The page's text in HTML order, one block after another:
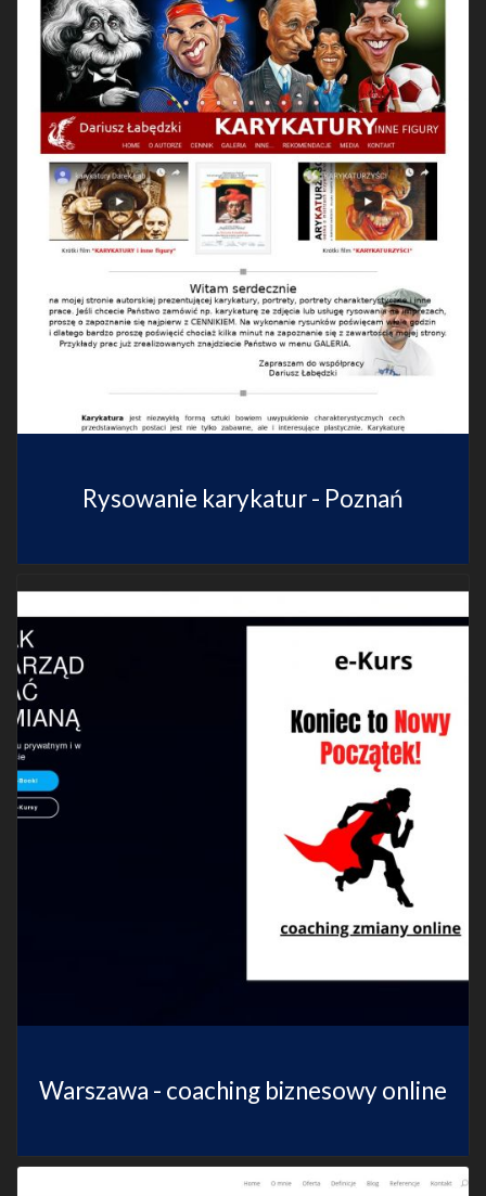
Rysowanie karykatur - Poznań
Warszawa - coaching biznesowy online